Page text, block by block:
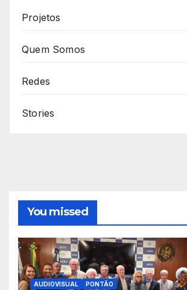
Projetos
Quem Somos
Redes
Stories
You missed
AUDIOVISUAL PONTÃO